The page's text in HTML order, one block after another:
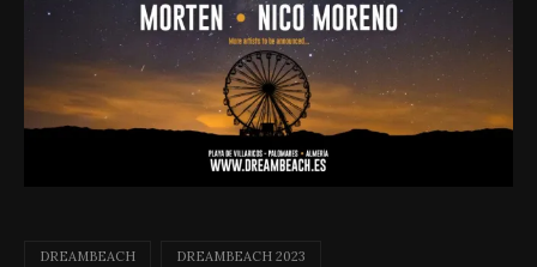
DREAMBEACH DREAMBEACH 2023